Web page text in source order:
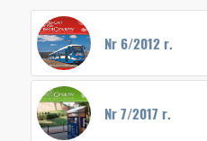
Nr 6/2012 r.
Nr 7/2017 r.